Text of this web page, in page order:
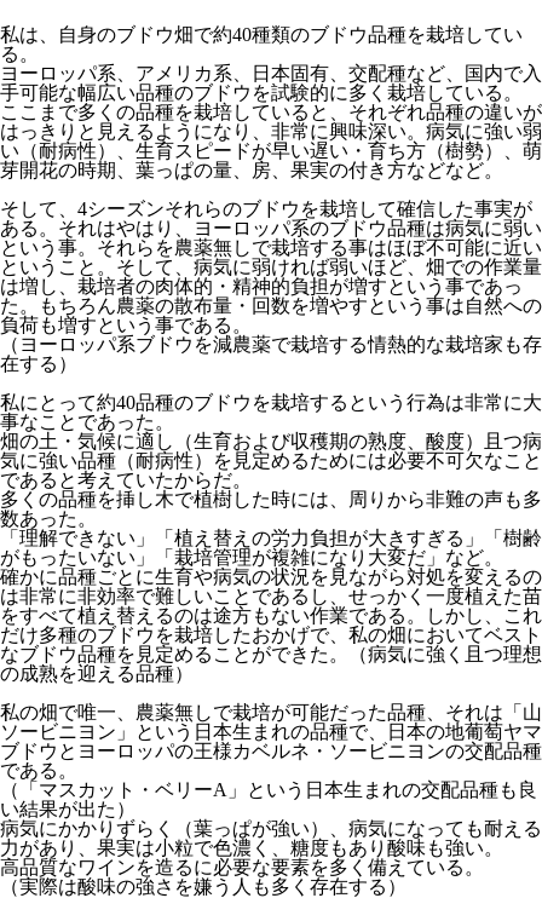
私は、自身のブドウ畑で約40種類のブドウ品種を栽培してい
る。
ヨーロッパ系、アメリカ系、日本固有、交配種など、国内で入
手可能な幅広い品種のブドウを試験的に多く栽培している。
ここまで多くの品種を栽培していると、それぞれ品種の違いが
はっきりと見えるようになり、非常に興味深い。病気に強い弱
い（耐病性）、生育スピードが早い遅い・育ち方（樹勢）、萌
芽開花の時期、葉っぱの量、房、果実の付き方などなど。
そして、4シーズンそれらのブドウを栽培して確信した事実が
ある。それはやはり、ヨーロッパ系のブドウ品種は病気に弱い
という事。それらを農薬無しで栽培する事はほぼ不可能に近い
ということ。そして、病気に弱ければ弱いほど、畑での作業量
は増し、栽培者の肉体的・精神的負担が増すという事であっ
た。もちろん農薬の散布量・回数を増やすという事は自然への
負荷も増すという事である。
（ヨーロッパ系ブドウを減農薬で栽培する情熱的な栽培家も存
在する）
私にとって約40品種のブドウを栽培するという行為は非常に大
事なことであった。
畑の土・気候に適し（生育および収穫期の熟度、酸度）且つ病
気に強い品種（耐病性）を見定めるためには必要不可欠なこと
であると考えていたからだ。
多くの品種を挿し木で植樹した時には、周りから非難の声も多
数あった。
「理解できない」「植え替えの労力負担が大きすぎる」「樹齢
がもったいない」「栽培管理が複雑になり大変だ」など。
確かに品種ごとに生育や病気の状況を見ながら対処を変えるの
は非常に非効率で難しいことであるし、せっかく一度植えた苗
をすべて植え替えるのは途方もない作業である。しかし、これ
だけ多種のブドウを栽培したおかげで、私の畑においてベスト
なブドウ品種を見定めることができた。（病気に強く且つ理想
の成熟を迎える品種）
私の畑で唯一、農薬無しで栽培が可能だった品種、それは「山
ソービニヨン」という日本生まれの品種で、日本の地葡萄ヤマ
ブドウとヨーロッパの王様カベルネ・ソービニヨンの交配品種
である。
（「マスカット・ベリーA」という日本生まれの交配品種も良
い結果が出た）
病気にかかりずらく（葉っぱが強い）、病気になっても耐える
力があり、果実は小粒で色濃く、糖度もあり酸味も強い。
高品質なワインを造るに必要な要素を多く備えている。
（実際は酸味の強さを嫌う人も多く存在する）